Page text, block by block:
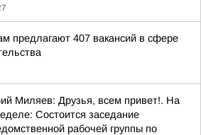
предлагают 407 вакансий в сфере
Миляев: Друзья, всем привет!. На
Состоится заседание
рабочей группы по